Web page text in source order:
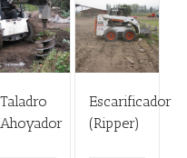
Taladro
Ahoyador
Escarificador
(Ripper)